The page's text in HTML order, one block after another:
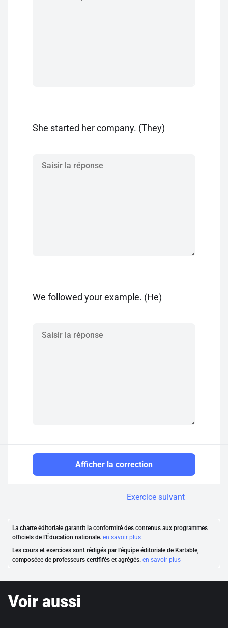
She started her company. (They)
We followed your example. (He)
Afficher la correction
Exercice suivant
La charte éditoriale garantit la conformité des contenus aux programmes
officiels de l'Éducation nationale. en savoir plus
Les cours et exercices sont rédigés par l'équipe éditoriale de Kartable,
composéee de professeurs certififés et agrégés. en savoir plus
Voir aussi